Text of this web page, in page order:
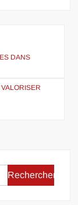
DANS
Rechercher :